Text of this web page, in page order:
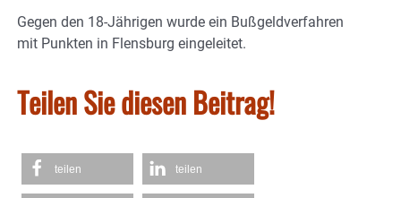
Gegen den 18-Jährigen wurde ein Bußgeldverfahren
mit Punkten in Flensburg eingeleitet.
Teilen Sie diesen Beitrag!
teilen teilen